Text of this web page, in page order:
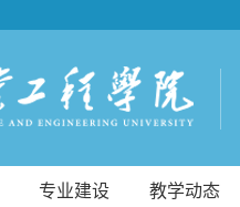
专业建设 教学动态